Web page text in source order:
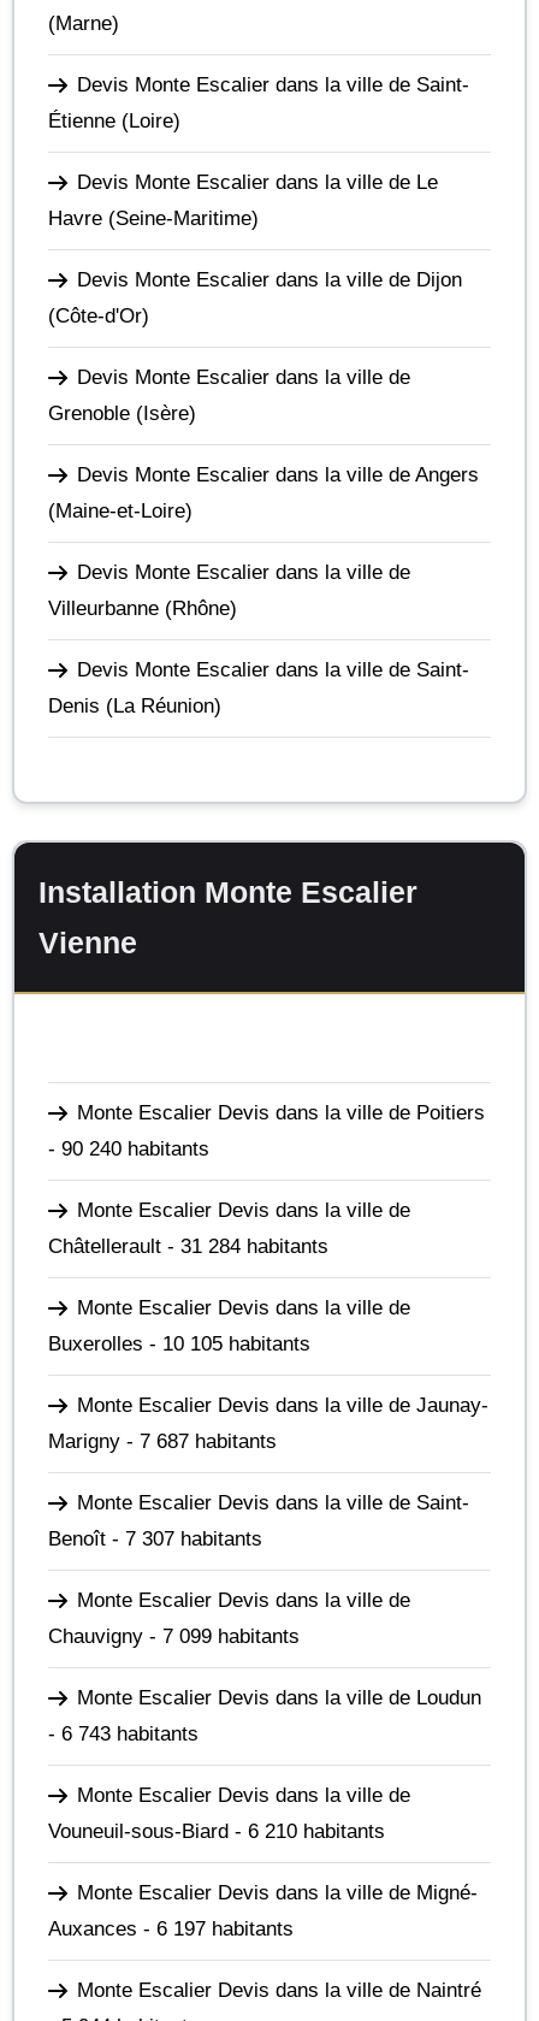
(Marne)
Devis Monte Escalier dans la ville de Saint-
Étienne (Loire)
Devis Monte Escalier dans la ville de Le
Havre (Seine-Maritime)
Devis Monte Escalier dans la ville de Dijon
(Côte-d'Or)
Devis Monte Escalier dans la ville de
Grenoble (Isère)
Devis Monte Escalier dans la ville de Angers
(Maine-et-Loire)
Devis Monte Escalier dans la ville de
Villeurbanne (Rhône)
Devis Monte Escalier dans la ville de Saint-
Denis (La Réunion)
Installation Monte Escalier
Vienne
Monte Escalier Devis dans la ville de Poitiers
- 90 240 habitants
Monte Escalier Devis dans la ville de
Châtellerault - 31 284 habitants
Monte Escalier Devis dans la ville de
Buxerolles - 10 105 habitants
Monte Escalier Devis dans la ville de Jaunay-
Marigny - 7 687 habitants
Monte Escalier Devis dans la ville de Saint-
Benoît - 7 307 habitants
Monte Escalier Devis dans la ville de
Chauvigny - 7 099 habitants
Monte Escalier Devis dans la ville de Loudun
- 6 743 habitants
Monte Escalier Devis dans la ville de
Vouneuil-sous-Biard - 6 210 habitants
Monte Escalier Devis dans la ville de Migné-
Auxances - 6 197 habitants
Monte Escalier Devis dans la ville de Naintré